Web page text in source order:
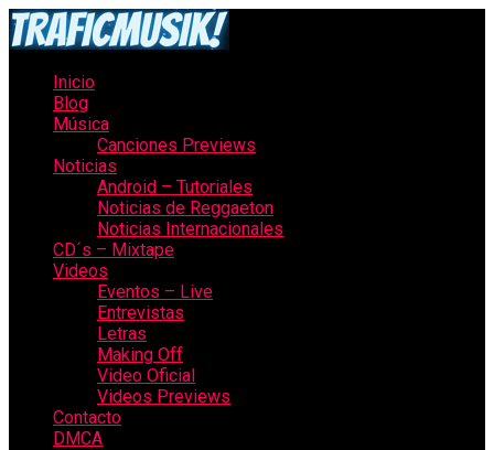
Inicio
Blog
Música
Canciones Previews
Noticias
Android – Tutoriales
Noticias de Reggaeton
Noticias Internacionales
CD´s – Mixtape
Videos
Eventos – Live
Entrevistas
Letras
Making Off
Video Oficial
Videos Previews
Contacto
DMCA